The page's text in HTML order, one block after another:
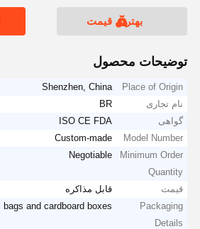
بهترین قیمت
توضیحات محصول
Place of Origin
Shenzhen, China
نام تجاری
BR
گواهی
ISO CE FDA
Model Number
Custom-made
Minimum Order
Quantity
Negotiable
قیمت
قابل مذاکره
Packaging
Details
bags and cardboard boxes